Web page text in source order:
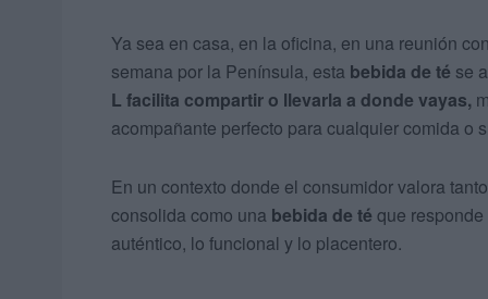
Ya sea en casa, en la oficina, en una reunión
semana por la Península, esta bebida de té se
L facilita compartir o llevarla a donde vayas,
acompañante perfecto para cualquier comida o
En un contexto donde el consumidor valora
consolida como una bebida de té que
auténtico, lo funcional y lo placentero.